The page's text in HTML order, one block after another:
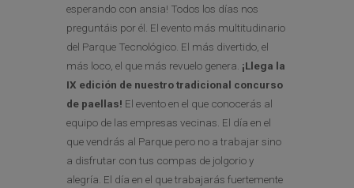
esperando con ansia! Todos los días nos
preguntáis por él. El evento más multitudinario
del Parque Tecnológico. El más divertido, el
más loco, el que más revuelo genera. ¡Llega la
IX edición de nuestro tradicional concurso
de paellas! El evento en el que conocerás al
equipo de las empresas vecinas. El día en el
que vendrás al Parque pero no a trabajar sino
a disfrutar con tus compas de jolgorio y
alegría. El día en el que trabajarás fuertemente